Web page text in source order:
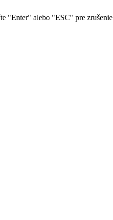
"Enter" alebo "ESC" pre zrušenie